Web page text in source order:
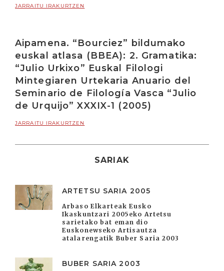
JARRAITU IRAKURTZEN
Aipamena. “Bourciez” bildumako
euskal atlasa (BBEA): 2. Gramatika:
“Julio Urkixo” Euskal Filologi
Mintegiaren Urtekaria Anuario del
Seminario de Filología Vasca “Julio
de Urquijo” XXXIX-1 (2005)
JARRAITU IRAKURTZEN
SARIAK
ARTETSU SARIA 2005
Arbaso Elkarteak Eusko
Ikaskuntzari 2005eko Artetsu
sarietako bat eman dio
Euskonewseko Artisautza
atalarengatik Buber Saria 2003
BUBER SARIA 2003